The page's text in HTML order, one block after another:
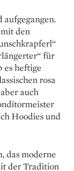
den
für
es heftige
rosa
auch
Hoodies und
das moderne
der Tradition